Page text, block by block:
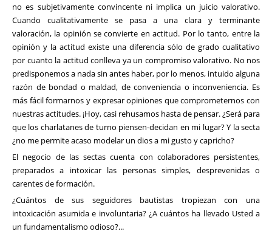
no es subjetivamente convincente ni implica un juicio valorativo.
Cuando cualitativamente se pasa a una clara y terminante
valoración, la opinión se convierte en actitud. Por lo tanto, entre la
opinión y la actitud existe una diferencia sólo de grado cualitativo
por cuanto la actitud conlleva ya un compromiso valorativo. No nos
predisponemos a nada sin antes haber, por lo menos, intuido alguna
razón de bondad o maldad, de conveniencia o inconveniencia. Es
más fácil formarnos y expresar opiniones que comprometernos con
nuestras actitudes. ¡Hoy, casi rehusamos hasta de pensar. ¿Será para
que los charlatanes de turno piensen-decidan en mi lugar? Y la secta
¿no me permite acaso modelar un dios a mi gusto y capricho?
El negocio de las sectas cuenta con colaboradores persistentes,
preparados a intoxicar las personas simples, desprevenidas o
carentes de formación.
¿Cuántos de sus seguidores bautistas tropiezan con una
intoxicación asumida e involuntaria? ¿A cuántos ha llevado Usted a
un fundamentalismo odioso?...